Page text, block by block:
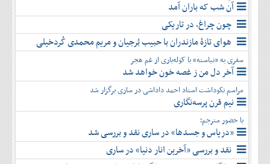
آن شب که باران آمد
چون چراغ، در تاریکی
هوای تازۀ مازندران با حبیب بُرجیان و مریم محمدی کُردخیلی
سفری به «نیاسته» با کوله‌باری از غم هجر
آخر دل من ز غصه خون خواهد شد
مراسم نکوداشت استاد احمد داداشی در ساری برگزار شد
نیم قرن پرسه‌نگاری
با حضور مترجم؛
«دریاس و جسدها» در ساری نقد و بررسی شد
نقد و بررسی «آخرین انار دنیا» در ساری